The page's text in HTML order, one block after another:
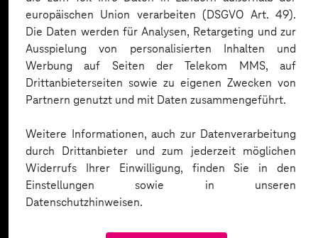
europäischen Union verarbeiten (DSGVO Art. 49).
Die Daten werden für Analysen, Retargeting und zur
Ausspielung von personalisierten Inhalten und
Werbung auf Seiten der Telekom MMS, auf
Drittanbieterseiten sowie zu eigenen Zwecken von
Partnern genutzt und mit Daten zusammengeführt.
Weitere Informationen, auch zur Datenverarbeitung
durch Drittanbieter und zum jederzeit möglichen
Widerrufs Ihrer Einwilligung, finden Sie in den
Einstellungen sowie in unseren
Datenschutzhinweisen.